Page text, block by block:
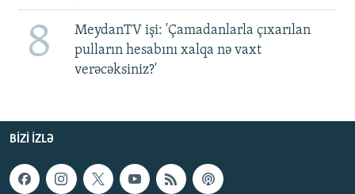
8
MeydanTV işi: 'Çamadanlarla çıxarılan
pulların hesabını xalqa nə vaxt
verəcəksiniz?'
BIZI IZLƏ